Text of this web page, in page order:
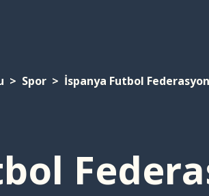
Spor İspanya Futbol